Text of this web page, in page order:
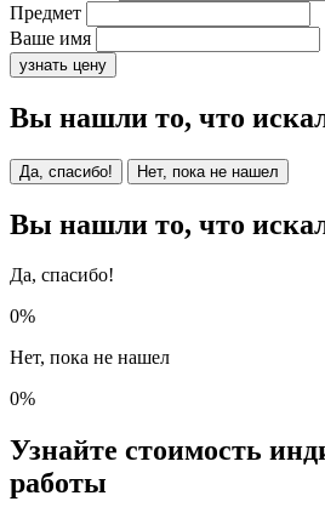
Предмет
Ваше имя
узнать цену
Вы нашли то, что
Да, спасибо! Нет, пока не нашел
Вы нашли то, что
Да, спасибо!
0%
Нет, пока не нашел
0%
Узнайте стоимость
работы